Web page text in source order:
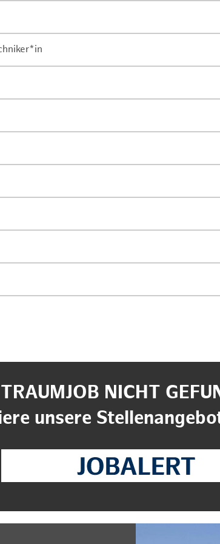
TRAUMJOB NICHT
unsere